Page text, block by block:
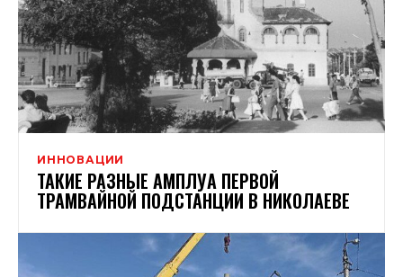
ИННОВАЦИИ
ТАКИЕ РАЗНЫЕ АМПЛУА ПЕРВОЙ
ТРАМВАЙНОЙ ПОДСТАНЦИИ В НИКОЛАЕВЕ